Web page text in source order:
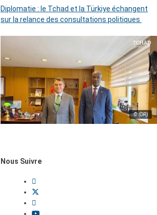
Diplomatie : le Tchad et la Türkiye échangent
sur la relance des consultations politiques
© (DR)
Nous Suivre